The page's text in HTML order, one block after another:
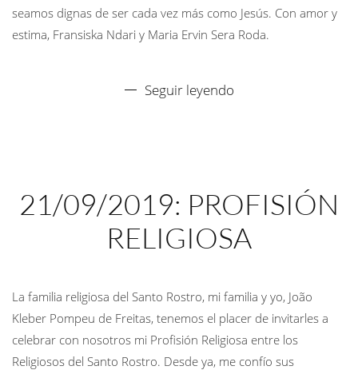
seamos dignas de ser cada vez más como Jesús. Con amor y
estima, Fransiska Ndari y Maria Ervin Sera Roda.
Seguir leyendo
21/09/2019: PROFISIÓN
RELIGIOSA
La familia religiosa del Santo Rostro, mi familia y yo, João
Kleber Pompeu de Freitas, tenemos el placer de invitarles a
celebrar con nosotros mi Profisión Religiosa entre los
Religiosos del Santo Rostro. Desde ya, me confío sus